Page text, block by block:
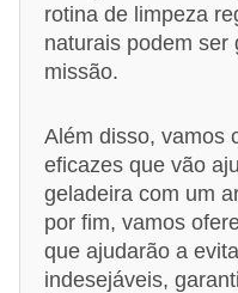
rotina de limpeza
naturais podem ser
missão.
Além disso, vamos
eficazes que vão
geladeira com um
por fim, vamos
que ajudarão a
indesejáveis,